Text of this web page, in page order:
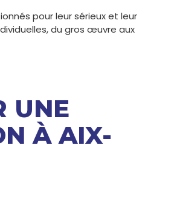
pour leur sérieux et leur
du gros œuvre aux
UNE
À AIX-